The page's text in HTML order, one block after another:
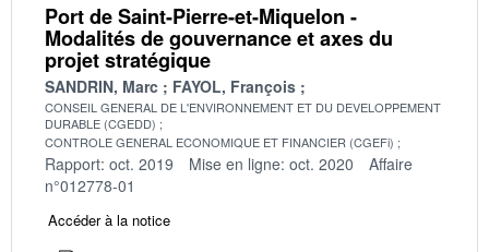
Port de Saint-Pierre-et-Miquelon -
Modalités de gouvernance et axes du
projet stratégique
SANDRIN, Marc FAYOL, François
CONSEIL GENERAL DE L'ENVIRONNEMENT ET DU DEVELOPPEMENT
DURABLE (CGEDD)
CONTROLE GENERAL ECONOMIQUE ET FINANCIER (CGEFi)
Rapport: oct. 2019 Mise en ligne: oct. 2020
Affaire
n°012778-01
Accéder à la notice